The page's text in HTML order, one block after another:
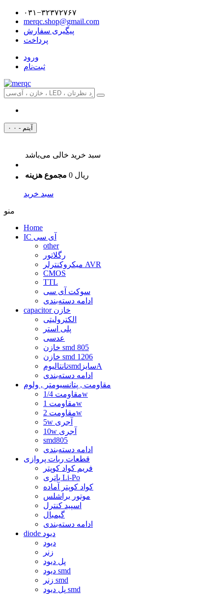
۰۳۱−۳۲۳۷۲۷۶۷
merqc.shop@gmail.com
پیگیری سفارش
پرداخت
ورود
ثبت‌نام
۰ آیتم - ۰
سبد خرید خالی می‌باشد
مجموع هزینه 0 ریال
سبد خرید
منو
Home
IC آی سی
other
رگلاتور
میکروکنترلر AVR
CMOS
TTL
سوکت آی سی
ادامه دسته‌بندی
capacitor خازن
الکترولیتی
پلی استر
عدسی
خازن smd 805
خازن smd 1206
تانتالیومsmdسایزA
ادامه دسته‌بندی
مقاومت , پتانسیومتر , ولوم
مقاومت 1/4w
مقاومت 1w
مقاومت 2w
5w آجری
10w آجری
smd805
ادامه دسته‌بندی
قطعات ربات پروازی
فریم کواد کوپتر
باتری Li-Po
کواد کوپتر آماده
موتور براشلس
اسپید کنترل
گیمبال
ادامه دسته‌بندی
diode دیود
دیود
زنر
پل دیود
دیود smd
زنر smd
پل دیود smd